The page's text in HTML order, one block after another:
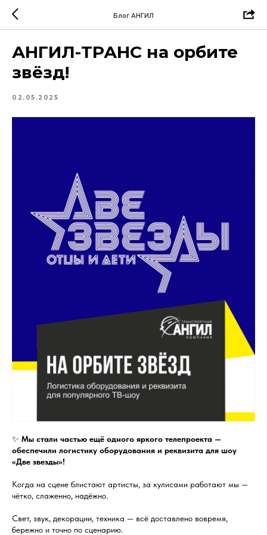
Блог АНГИЛ
АНГИЛ-ТРАНС на орбите
звёзд!
02.05.2025
✨ Мы стали частью ещё одного яркого телепроекта —
обеспечили логистику оборудования и реквизита для шоу
«Две звезды»!
Когда на сцене блистают артисты, за кулисами работают мы —
чётко, слаженно, надёжно.
Свет, звук, декорации, техника — всё доставлено вовремя,
бережно и точно по сценарию.